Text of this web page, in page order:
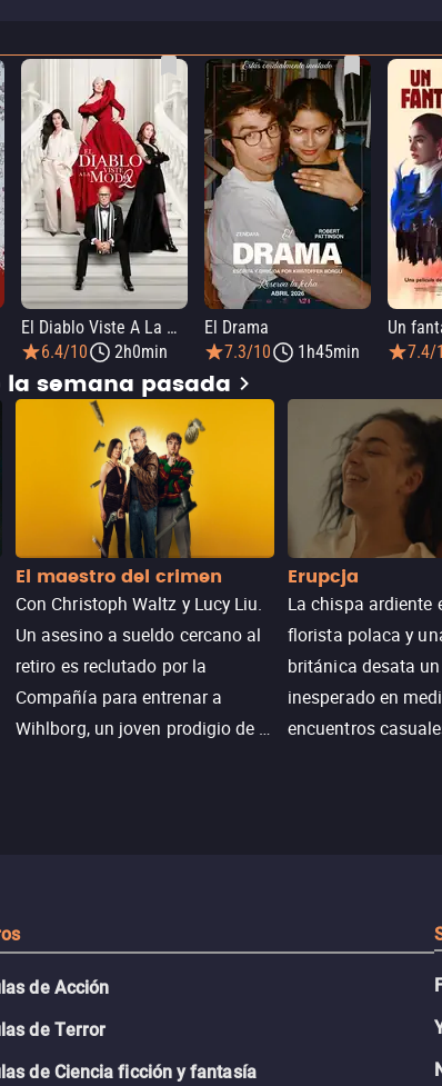
El Diablo Viste A La Moda 2
6.4/10
2h0min
El Drama
7.3/10
1h45min
7.4/
la semana pasada
El maestro del crimen
Con Christoph Waltz y Lucy Liu.
Un asesino a sueldo cercano al
retiro es reclutado por la
Compañía para entrenar a
Wihlborg, un joven prodigio de la
Erupcja
La chispa ardiente
florista polaca y
británica desata
inesperado en
encuentros
de Acción
de Terror
de Ciencia ficción y fantasía